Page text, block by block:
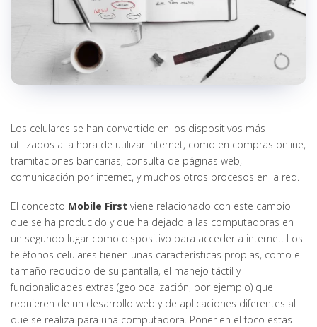
Los celulares se han convertido en los dispositivos más
utilizados a la hora de utilizar internet, como en compras online,
tramitaciones bancarias, consulta de páginas web,
comunicación por internet, y muchos otros procesos en la red.
El concepto Mobile First viene relacionado con este cambio
que se ha producido y que ha dejado a las computadoras en
un segundo lugar como dispositivo para acceder a internet. Los
teléfonos celulares tienen unas características propias, como el
tamaño reducido de su pantalla, el manejo táctil y
funcionalidades extras (geolocalización, por ejemplo) que
requieren de un desarrollo web y de aplicaciones diferentes al
que se realiza para una computadora. Poner en el foco estas